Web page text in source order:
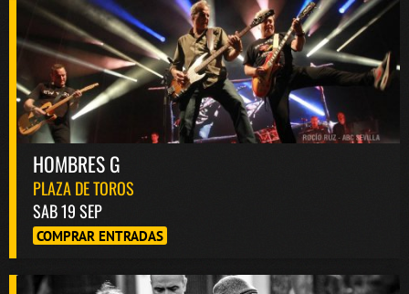
HOMBRES G
PLAZA DE TOROS
SAB 19 SEP
COMPRAR ENTRADAS